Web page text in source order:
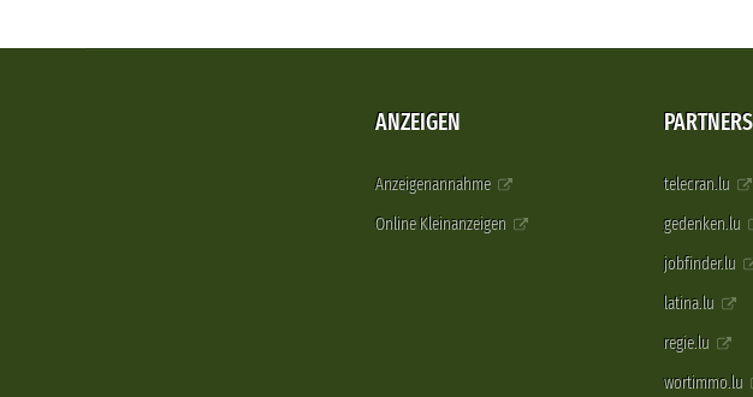
ANZEIGEN
Anzeigenannahme
Online Kleinanzeigen
telecran.lu
gedenken.lu
jobfinder.lu
latina.lu
regie.lu
wortimmo.lu